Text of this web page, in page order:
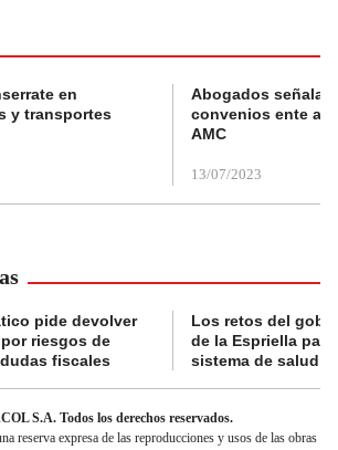
en
y transportes
Abogados
convenios ente
AMC
13/07/2023
pide devolver
riesgos de
fiscales
Los retos del
de la Espriella
sistema de salud
S.A. Todos los derechos reservados.
reserva expresa de las reproducciones y usos de las obras